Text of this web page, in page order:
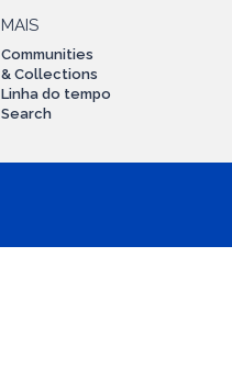
MAIS
Communities
& Collections
Linha do tempo
Search